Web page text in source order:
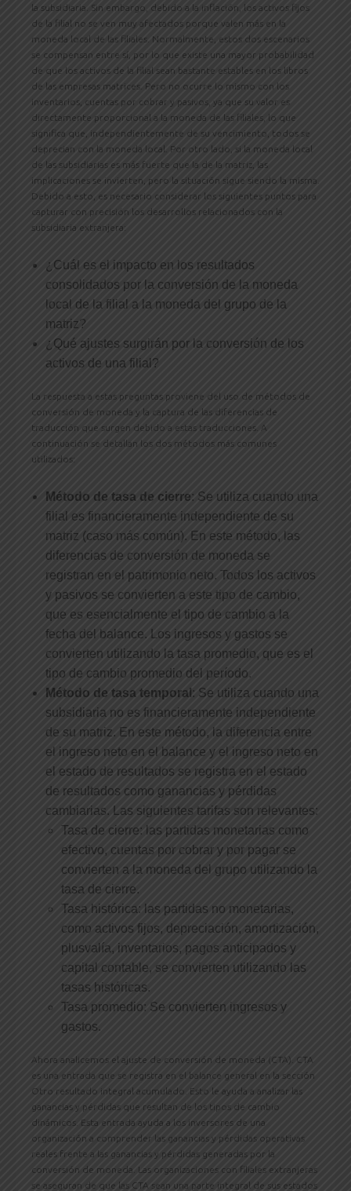
la subsidiaria. Sin embargo, debido a la inflación, los activos fijos
de la filial no se ven muy afectados porque valen más en la
moneda local de las filiales. Normalmente, estos dos escenarios
se compensan entre sí, por lo que existe una mayor probabilidad
de que los activos de la filial sean bastante estables en los libros
de las empresas matrices. Pero no ocurre lo mismo con los
inventarios, cuentas por cobrar y pasivos, ya que su valor es
directamente proporcional a la moneda de las filiales, lo que
significa que, independientemente de su vencimiento, todos se
deprecian con la moneda local. Por otro lado, si la moneda local
de las subsidiarias es más fuerte que la de la matriz, las
implicaciones se invierten, pero la situación sigue siendo la misma.
Debido a esto, es necesario considerar los siguientes puntos para
capturar con precisión los desarrollos relacionados con la
subsidiaria extranjera:
¿Cuál es el impacto en los resultados
consolidados por la conversión de la moneda
local de la filial a la moneda del grupo de la
matriz?
¿Qué ajustes surgirán por la conversión de los
activos de una filial?
La respuesta a estas preguntas proviene del uso de métodos de
conversión de moneda y la captura de las diferencias de
traducción que surgen debido a estas traducciones. A
continuación se detallan los dos métodos más comunes
utilizados:
Método de tasa de cierre: Se utiliza cuando una
filial es financieramente independiente de su
matriz (caso más común). En este método, las
diferencias de conversión de moneda se
registran en el patrimonio neto. Todos los activos
y pasivos se convierten a este tipo de cambio,
que es esencialmente el tipo de cambio a la
fecha del balance. Los ingresos y gastos se
convierten utilizando la tasa promedio, que es el
tipo de cambio promedio del período.
Método de tasa temporal : Se utiliza cuando una
subsidiaria no es financieramente independiente
de su matriz. En este método, la diferencia entre
el ingreso neto en el balance y el ingreso neto en
el estado de resultados se registra en el estado
de resultados como ganancias y pérdidas
cambiarias. Las siguientes tarifas son relevantes:
Tasa de cierre: las partidas monetarias como
efectivo, cuentas por cobrar y por pagar se
convierten a la moneda del grupo utilizando la
tasa de cierre.
Tasa histórica: las partidas no monetarias,
como activos fijos, depreciación, amortización,
plusvalía, inventarios, pagos anticipados y
capital contable, se convierten utilizando las
tasas históricas.
Tasa promedio: Se convierten ingresos y
gastos.
Ahora analicemos el ajuste de conversión de moneda (CTA). CTA
es una entrada que se registra en el balance general en la sección
Otro resultado integral acumulado. Esto le ayuda a analizar las
ganancias y pérdidas que resultan de los tipos de cambio
dinámicos. Esta entrada ayuda a los inversores de una
organización a comprender las ganancias y pérdidas operativas
reales frente a las ganancias y pérdidas generadas por la
conversión de moneda. Las organizaciones con filiales extranjeras
se aseguran de que las CTA sean una parte integral de sus estados